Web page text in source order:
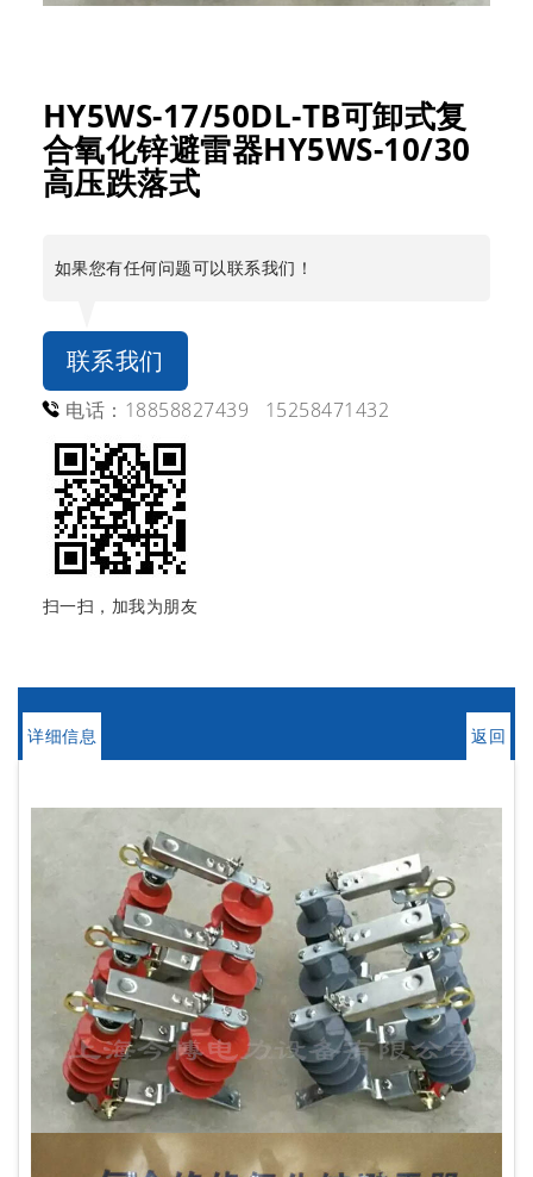
HY5WS-17/50DL-TB可卸式复
合氧化锌避雷器HY5WS-10/30
高压跌落式
如果您有任何问题可以联系我们！
联系我们
电话：18858827439 15258471432
扫一扫，加我为朋友
详细信息 返回